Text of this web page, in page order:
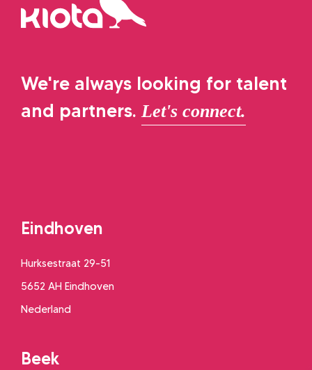
We're always looking for talent
and partners. Let's connect.
Eindhoven
Hurksestraat 29-51
5652 AH Eindhoven
Nederland
Beek